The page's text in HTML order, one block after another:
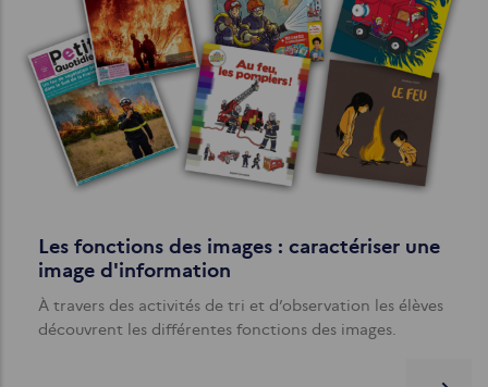
Les fonctions des images : caractériser une
image d'information
À travers des activités de tri et d’observation les élèves
découvrent les différentes fonctions des images.